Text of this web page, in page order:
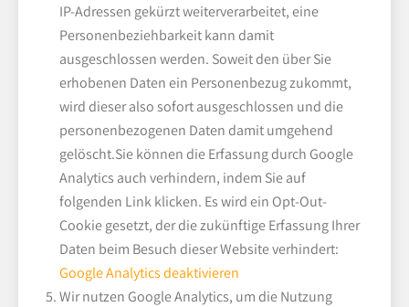
IP-Adressen gekürzt weiterverarbeitet, eine
Personenbeziehbarkeit kann damit
ausgeschlossen werden. Soweit den über Sie
erhobenen Daten ein Personenbezug zukommt,
wird dieser also sofort ausgeschlossen und die
personenbezogenen Daten damit umgehend
gelöscht.Sie können die Erfassung durch Google
Analytics auch verhindern, indem Sie auf
folgenden Link klicken. Es wird ein Opt-Out-
Cookie gesetzt, der die zukünftige Erfassung Ihrer
Daten beim Besuch dieser Website verhindert:
Google Analytics deaktivieren
Wir nutzen Google Analytics, um die Nutzung